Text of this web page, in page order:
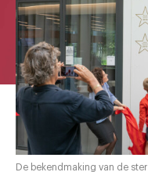
De bekendmaking van de